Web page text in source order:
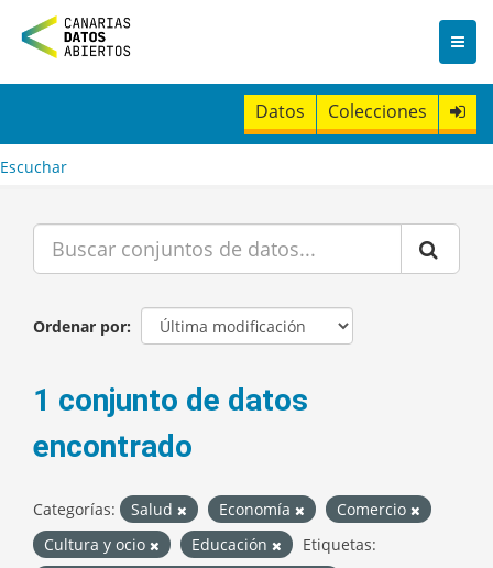
n
t
Datos Colecciones
Escuchar
Ordenar por
1 conjunto de datos
encontrado
Categorías: Salud Economía
Comercio
Cultura y ocio
Educación
Etiquetas: